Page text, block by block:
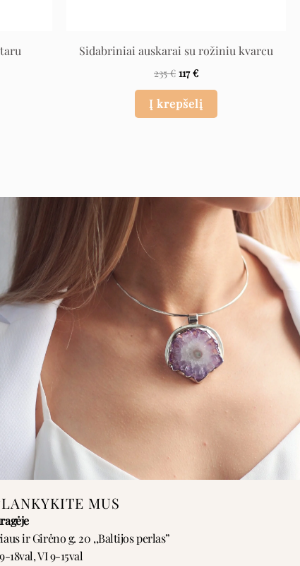
Sidabriniai auskarai su rožiniu kvarcu
235€ 117€
Į krepšelį
MUS
ir Girėno g. 20 ,,Baltijos perlas”
18val, VI 9-15val